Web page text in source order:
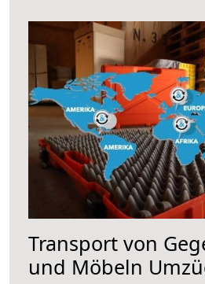
Transport von
und Möbeln